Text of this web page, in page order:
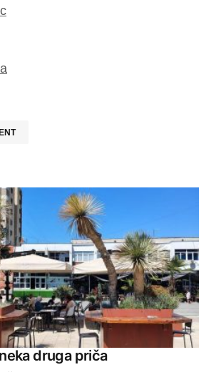
will not be published.
are marked*
druga priča